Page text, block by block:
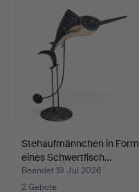
Stehaufmännchen in Form
eines Schwertfisch…
Beendet 19. Jul 2026
2 Gebote